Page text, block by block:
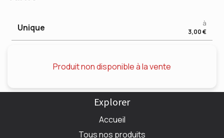
Unique
à
3,00 €
Produit non disponible à la vente
Explorer
Accueil
Tous nos produits